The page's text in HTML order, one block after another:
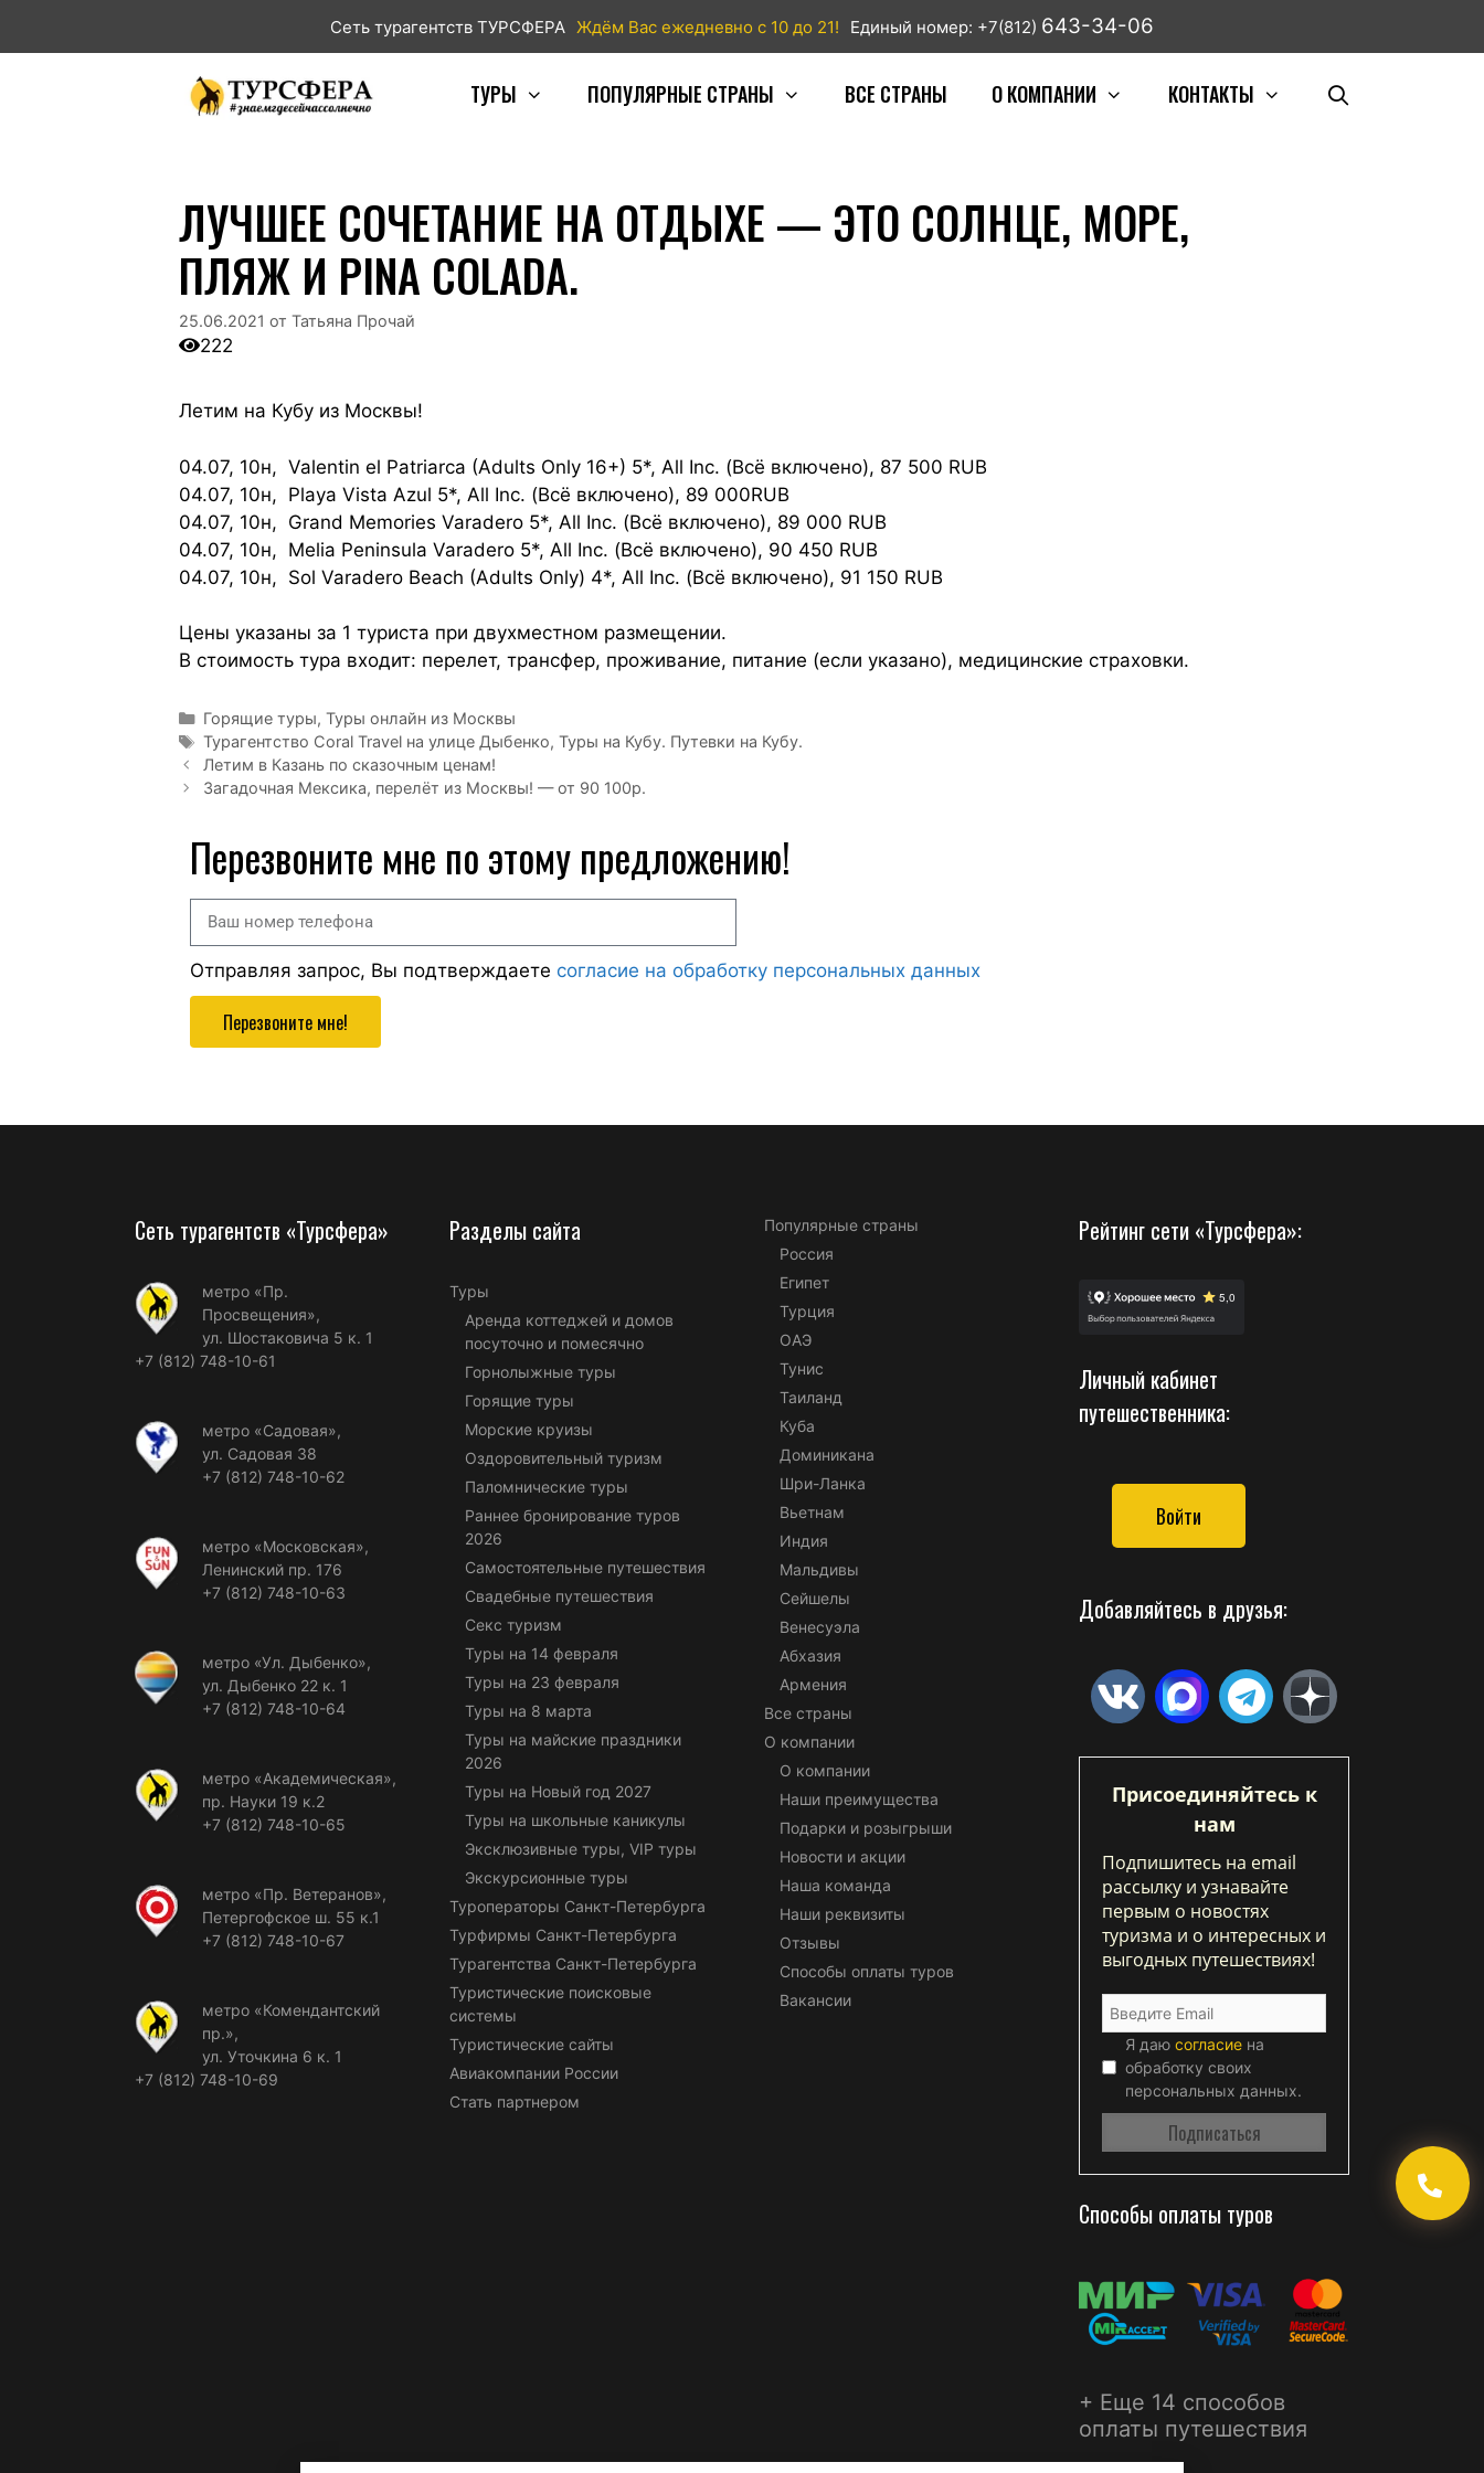
Сеть турагентств ТУРСФЕРА Ждём Вас ежедневно с 10 до 21! Единый номер: +7(812) 643-34-06
ТУРЫ ПОПУЛЯРНЫЕ СТРАНЫ ВСЕ СТРАНЫ О КОМПАНИИ КОНТАКТЫ
ЛУЧШЕЕ СОЧЕТАНИЕ НА ОТДЫХЕ — ЭТО СОЛНЦЕ, МОРЕ,
ПЛЯЖ И PINA COLADA.
25.06.2021 от Татьяна Прочай
222
Летим на Кубу из Москвы!
04.07, 10н, Valentin el Patriarca (Adults Only 16+) 5*, All Inc. (Всё включено), 87 500 RUB
04.07, 10н, Playa Vista Azul 5*, All Inc. (Всё включено), 89 000RUB
04.07, 10н, Grand Memories Varadero 5*, All Inc. (Всё включено), 89 000 RUB
04.07, 10н, Melia Peninsula Varadero 5*, All Inc. (Всё включено), 90 450 RUB
04.07, 10н, Sol Varadero Beach (Adults Only) 4*, All Inc. (Всё включено), 91 150 RUB
Цены указаны за 1 туриста при двухместном размещении.
В стоимость тура входит: перелет, трансфер, проживание, питание (если указано), медицинские страховки.
Горящие туры, Туры онлайн из Москвы
Турагентство Coral Travel на улице Дыбенко, Туры на Кубу. Путевки на Кубу.
Летим в Казань по сказочным ценам!
Загадочная Мексика, перелёт из Москвы! — от 90 100р.
Перезвоните мне по этому предложению!
Отправляя запрос, Вы подтверждаете согласие на обработку персональных данных
Перезвоните мне!
Сеть турагентств «Турсфера»
метро «Пр.
Просвещения»,
ул. Шостаковича 5 к. 1
+7 (812) 748-10-61
метро «Садовая»,
ул. Садовая 38
+7 (812) 748-10-62
метро «Московская»,
Ленинский пр. 176
+7 (812) 748-10-63
метро «Ул. Дыбенко»,
ул. Дыбенко 22 к. 1
+7 (812) 748-10-64
метро «Академическая»,
пр. Науки 19 к.2
+7 (812) 748-10-65
метро «Пр. Ветеранов»,
Петергофское ш. 55 к.1
+7 (812) 748-10-67
метро «Комендантский
пр.»,
ул. Уточкина 6 к. 1
+7 (812) 748-10-69
Разделы сайта
Туры
Аренда коттеджей и домов
посуточно и помесячно
Горнолыжные туры
Горящие туры
Морские круизы
Оздоровительный туризм
Паломнические туры
Раннее бронирование туров
2026
Самостоятельные путешествия
Свадебные путешествия
Секс туризм
Туры на 14 февраля
Туры на 23 февраля
Туры на 8 марта
Туры на майские праздники
2026
Туры на Новый год 2027
Туры на школьные каникулы
Эксклюзивные туры, VIP туры
Экскурсионные туры
Туроператоры Санкт-Петербурга
Турфирмы Санкт-Петербурга
Турагентства Санкт-Петербурга
Туристические поисковые
системы
Туристические сайты
Авиакомпании России
Стать партнером
Популярные страны
Россия
Египет
Турция
ОАЭ
Тунис
Таиланд
Куба
Доминикана
Шри-Ланка
Вьетнам
Индия
Мальдивы
Сейшелы
Венесуэла
Абхазия
Армения
Все страны
О компании
О компании
Наши преимущества
Подарки и розыгрыши
Новости и акции
Наша команда
Наши реквизиты
Отзывы
Способы оплаты туров
Вакансии
Рейтинг сети «Турсфера»:
Личный кабинет
путешественника:
Войти
Добавляйтесь в друзья:
Присоединяйтесь к
нам
Подпишитесь на email
рассылку и узнавайте
первым о новостях
туризма и о интересных и
выгодных путешествиях!
Я даю согласие на
обработку своих
персональных данных.
Способы оплаты туров
+ Еще 14 способов
оплаты путешествия